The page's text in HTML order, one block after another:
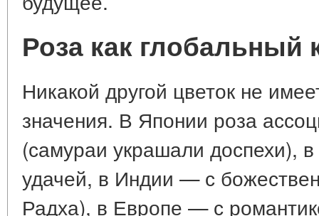
Роза как глобальный
Никакой другой цветок не
значения. В Японии роза
(самураи украшали доспехи),
удачей, в Индии — с
Радха), в Европе — с